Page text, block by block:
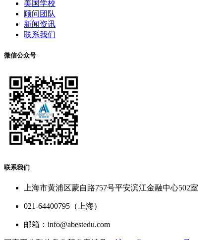
美国学校
顾问团队
新闻资讯
联系我们
微信公众号
联系我们
上海市黄浦区蒙自路757号平安滨江金融中心502室
021-64400795（上海）
邮箱：info@abestedu.com